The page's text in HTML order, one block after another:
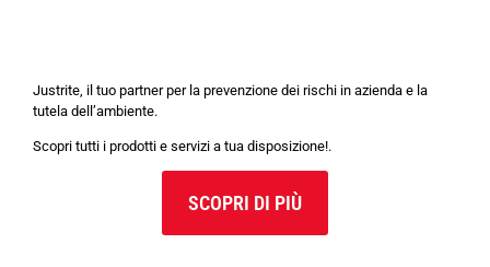
Justrite, il tuo partner per la prevenzione dei rischi in azienda e la
tutela dell’ambiente.
Scopri tutti i prodotti e servizi a tua disposizione!.
SCOPRI DI PIÙ